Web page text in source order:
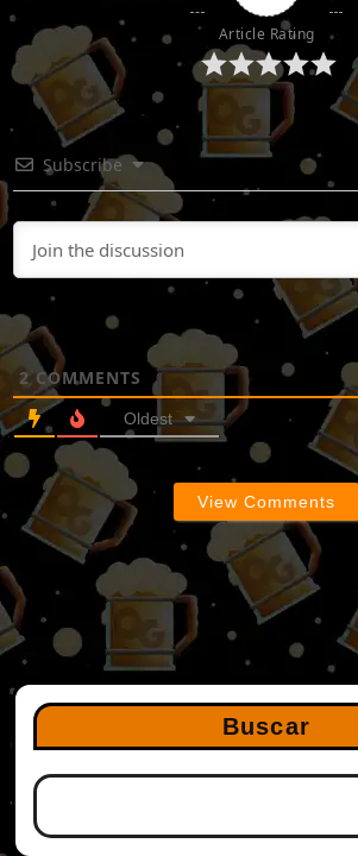
Article Rating
Subscribe
2COMMENTS
Oldest
View Comments
Buscar